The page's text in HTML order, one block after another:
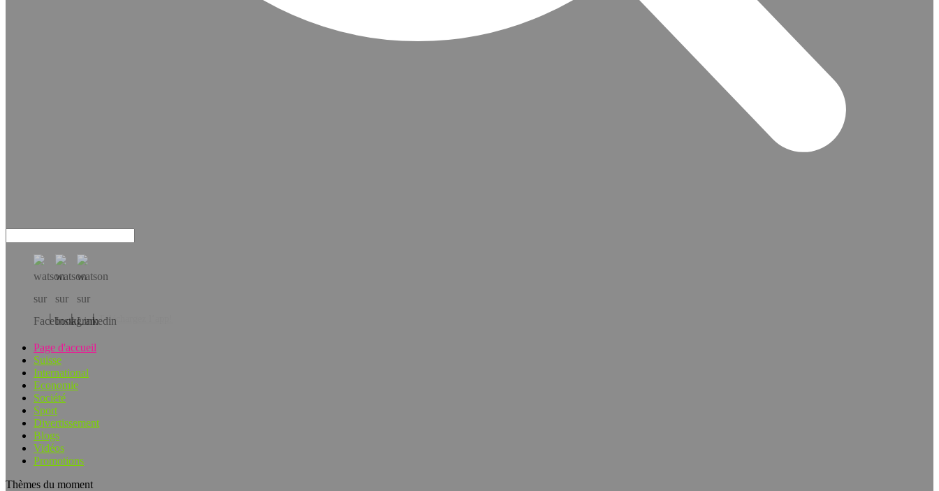
Téléchargez l’app!
Page d'accueil
Suisse
International
Economie
Société
Sport
Divertissement
Blogs
Vidéos
Promotions
Thèmes du moment